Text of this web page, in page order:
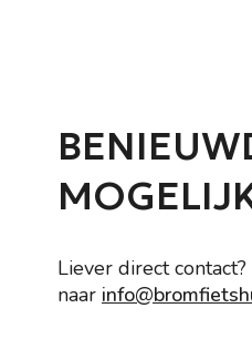
Liever direct
naar